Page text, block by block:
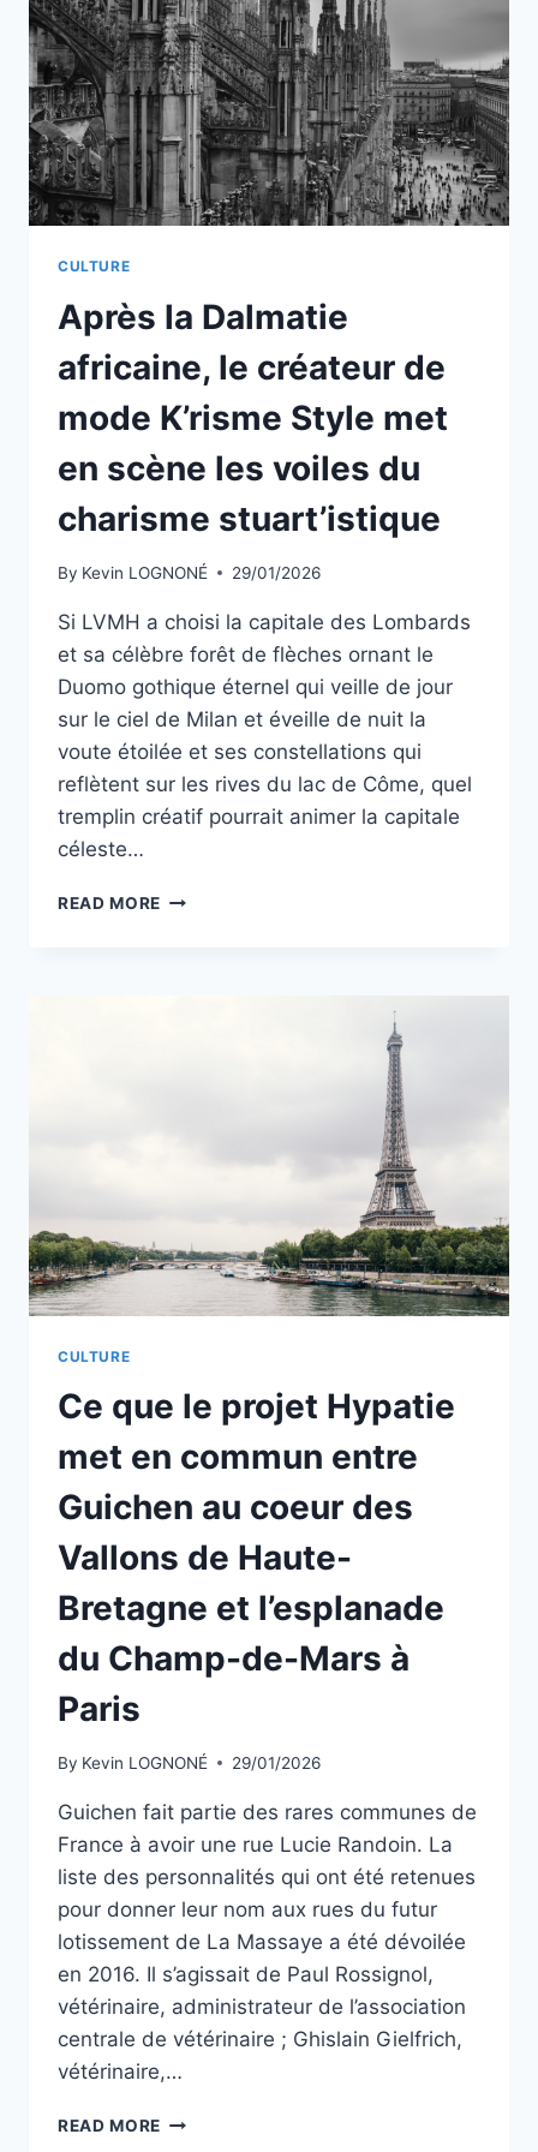
VOYAGE
EN
CHINE.
CULTURE
Après la Dalmatie
africaine, le créateur de
mode K’risme Style met
en scène les voiles du
charisme stuart’istique
By Kevin LOGNONÉ 29/01/2026
Si LVMH a choisi la capitale des Lombards
et sa célèbre forêt de flèches ornant le
Duomo gothique éternel qui veille de jour
sur le ciel de Milan et éveille de nuit la
voute étoilée et ses constellations qui
reflètent sur les rives du lac de Côme, quel
tremplin créatif pourrait animer la capitale
céleste…
READ MORE APRÈS
VOILES
DU
CHARISME
CULTURE
Ce que le projet Hypatie
met en commun entre
Guichen au coeur des
Vallons de Haute-
Bretagne et l’esplanade
du Champ-de-Mars à
Paris
By Kevin LOGNONÉ 29/01/2026
Guichen fait partie des rares communes de
France à avoir une rue Lucie Randoin. La
liste des personnalités qui ont été retenues
pour donner leur nom aux rues du futur
lotissement de La Massaye a été dévoilée
en 2016. Il s’agissait de Paul Rossignol,
vétérinaire, administrateur de l’association
centrale de vétérinaire ; Ghislain Gielfrich,
vétérinaire,…
READ MORE CE